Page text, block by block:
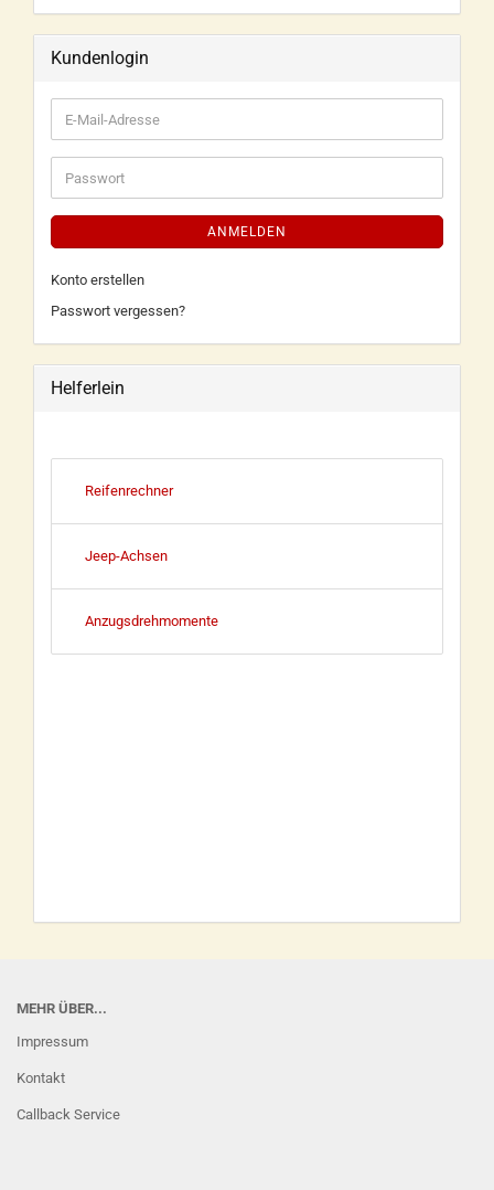
Kundenlogin
ANMELDEN
Konto erstellen
Passwort vergessen?
Helferlein
Reifenrechner
Jeep-Achsen
Anzugsdrehmomente
MEHR ÜBER...
Impressum
Kontakt
Callback Service